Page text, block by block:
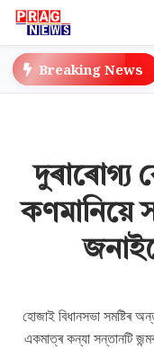
Breaking News
দিগন্ত: বিশ্বৰ প্ৰথম
দুৰাৰোগ্য
কণমানিয়ে
হোজাই বিধানসভা সমষ্টিৰ
একমাত্ৰ কন্যা সন্তানটি